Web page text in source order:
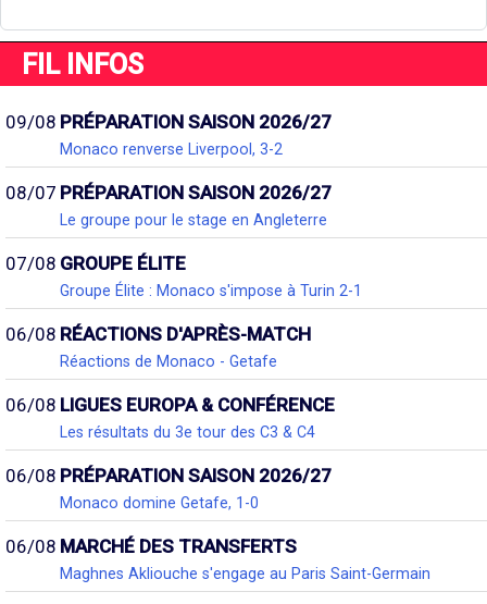
FIL INFOS
09/08 PRÉPARATION SAISON 2026/27
Monaco renverse Liverpool, 3-2
08/07 PRÉPARATION SAISON 2026/27
Le groupe pour le stage en Angleterre
07/08 GROUPE ÉLITE
Groupe Élite : Monaco s'impose à Turin 2-1
06/08 RÉACTIONS D'APRÈS-MATCH
Réactions de Monaco - Getafe
06/08 LIGUES EUROPA & CONFÉRENCE
Les résultats du 3e tour des C3 & C4
06/08 PRÉPARATION SAISON 2026/27
Monaco domine Getafe, 1-0
06/08 MARCHÉ DES TRANSFERTS
Maghnes Akliouche s'engage au Paris Saint-Germain